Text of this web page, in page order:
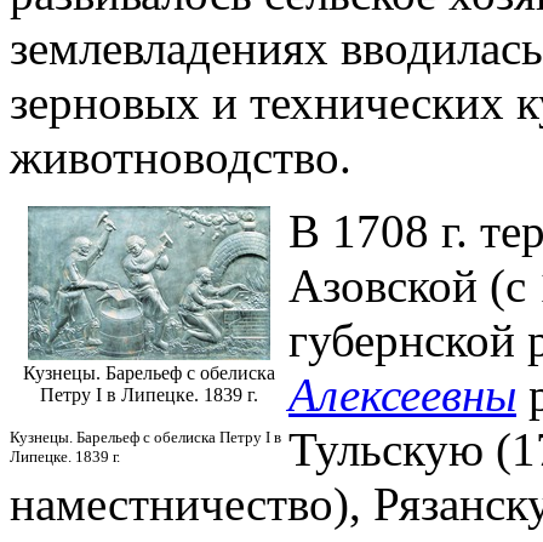
землевладениях
зерновых и технических
животноводство.
Кузнецы. Барельеф с обелиска
Петру I в Липецке. 1839 г.
Кузнецы. Барельеф с обелиска Петру I в
Липецке. 1839 г.
В 1708 г.
Азовской
Алексеевны
Тульскую
наместничество),